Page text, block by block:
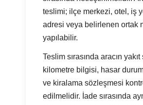
teslimi; ilçe merkezi, otel, iş
adresi veya belirlenen ortak
yapılabilir.
Teslim sırasında aracın
kilometre bilgisi, hasar
ve kiralama sözleşmesi
edilmelidir. İade sırasında